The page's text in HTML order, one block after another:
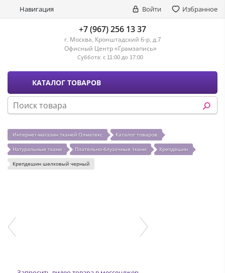
Навигация Войти Избранное
+7 (967) 256 13 37
г. Москва, Кронштадский б-р, д.7
Офисный Центр «Грамзапись»
Суббота: с 11:00 до 17:00
КАТАЛОГ ТОВАРОВ
Интернет-магазин тканей Олматекс Каталог товаров
Натуральные ткани Плательно-блузочные ткани Крепдешин
Крепдешин шелковый черный